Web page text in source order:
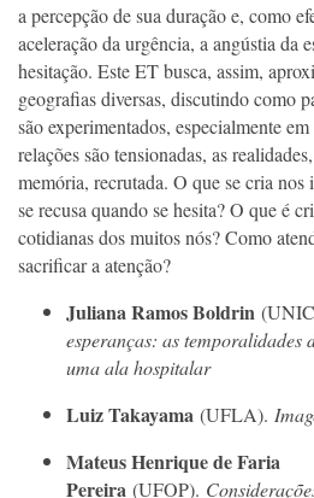
a percepção de sua duração e, como
aceleração da urgência, a angústia da
hesitação. Este ET busca, assim,
geografias diversas, discutindo como
são experimentados, especialmente
relações são tensionadas, as
memória, recrutada. O que se cria nos
se recusa quando se hesita? O que é
cotidianas dos muitos nós? Como
sacrificar a atenção?
Juliana Ramos Boldrin
esperanças: as
uma ala hospitalar
Luiz Takayama (UFLA).
Mateus Henrique de Faria
Pereira (UFOP).